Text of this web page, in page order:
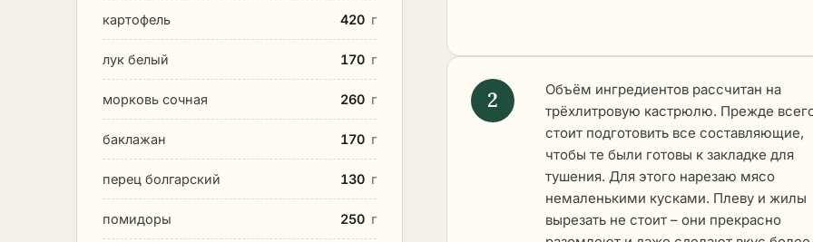
картофель 420 г
лук белый 170 г
морковь сочная 260 г
баклажан 170 г
перец болгарский 130 г
помидоры 250 г
Объём ингредиентов рассчитан на
трёхлитровую кастрюлю. Прежде
стоит подготовить все составляющие,
чтобы те были готовы к закладке для
тушения. Для этого нарезаю мясо
немаленькими кусками. Плеву и жилы
вырезать не стоит – они прекрасно